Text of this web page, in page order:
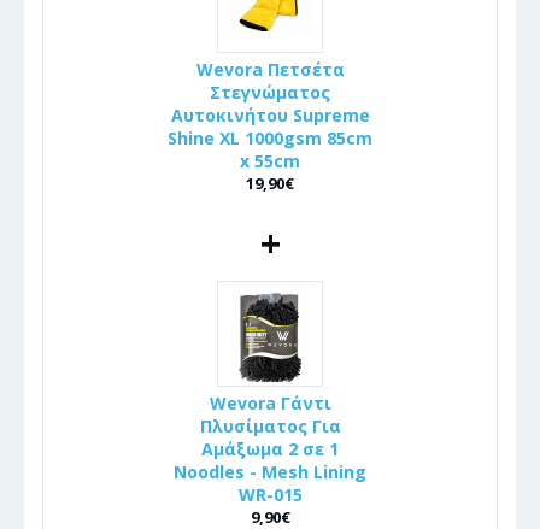
Wevora Πετσέτα
Στεγνώματος
Αυτοκινήτου Supreme
Shine XL 1000gsm 85cm
x 55cm
19,90€
+
Wevora Γάντι
Πλυσίματος Για
Αμάξωμα 2 σε 1
Noodles - Mesh Lining
WR-015
9,90€